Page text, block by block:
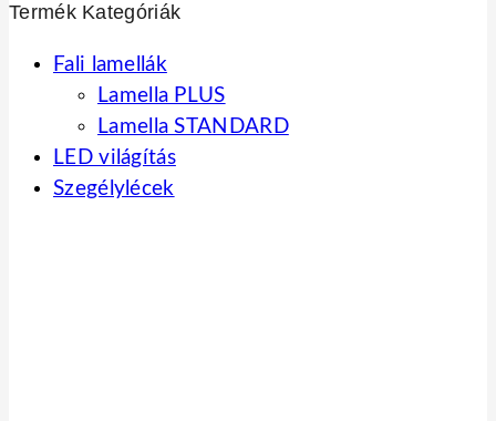
Termék Kategóriák
Fali lamellák
Lamella PLUS
Lamella STANDARD
LED világítás
Szegélylécek